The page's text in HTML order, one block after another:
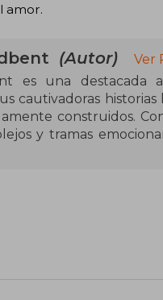
amor.
(Autor)
Ver
es una destacada
cautivadoras
construidos.
y tramas
de la fantasía